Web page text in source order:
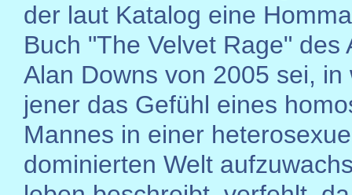
der laut Katalog eine
Buch "The Velvet Rage" des
Alan Downs von 2005 sei, in
jener das Gefühl eines
Mannes in einer
dominierten Welt